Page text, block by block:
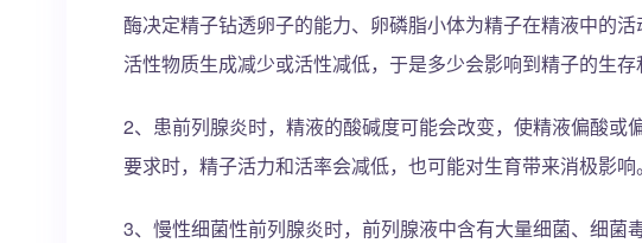
酶决定精子钻透卵子的能力、卵磷脂小体为精子在精液中的
活性物质生成减少或活性减低，于是多少会影响到精子的生存
2、患前列腺炎时，精液的酸碱度可能会改变，使精液偏酸或
要求时，精子活力和活率会减低，也可能对生育带来消极影响。
3、慢性细菌性前列腺炎时，前列腺液中含有大量细菌、细菌